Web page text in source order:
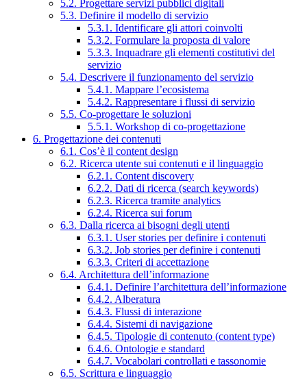
5.2. Progettare servizi pubblici digitali
5.3. Definire il modello di servizio
5.3.1. Identificare gli attori coinvolti
5.3.2. Formulare la proposta di valore
5.3.3. Inquadrare gli elementi costitutivi del
servizio
5.4. Descrivere il funzionamento del servizio
5.4.1. Mappare l’ecosistema
5.4.2. Rappresentare i flussi di servizio
5.5. Co-progettare le soluzioni
5.5.1. Workshop di co-progettazione
6. Progettazione dei contenuti
6.1. Cos’è il content design
6.2. Ricerca utente sui contenuti e il linguaggio
6.2.1. Content discovery
6.2.2. Dati di ricerca (search keywords)
6.2.3. Ricerca tramite analytics
6.2.4. Ricerca sui forum
6.3. Dalla ricerca ai bisogni degli utenti
6.3.1. User stories per definire i contenuti
6.3.2. Job stories per definire i contenuti
6.3.3. Criteri di accettazione
6.4. Architettura dell’informazione
6.4.1. Definire l’architettura dell’informazione
6.4.2. Alberatura
6.4.3. Flussi di interazione
6.4.4. Sistemi di navigazione
6.4.5. Tipologie di contenuto (content type)
6.4.6. Ontologie e standard
6.4.7. Vocabolari controllati e tassonomie
6.5. Scrittura e linguaggio